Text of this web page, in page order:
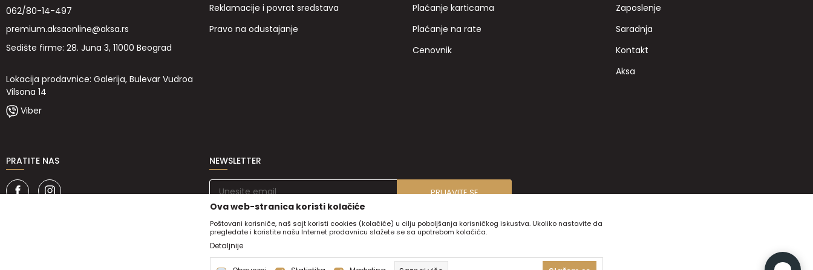
062/80-14-497
premium.aksaonline@aksa.rs
Sedište firme: 28. Juna 3, 11000 Beograd
Lokacija prodavnice: Galerija, Bulevar Vudroa
Vilsona 14
Viber
Reklamacije i povrat sredstava
Pravo na odustajanje
Plaćanje karticama
Plaćanje na rate
Cenovnik
Zaposlenje
Saradnja
Kontakt
Aksa
PRATITE NAS NEWSLETTER
PRIJAVITE SE
Ova web-stranica koristi kolačiće
Poštovani korisniče, naš sajt koristi cookies (kolačiće) u cilju poboljšanja korisničkog iskustva. Ukoliko nastavite da
pregledate i koristite našu Internet prodavnicu slažete se sa upotrebom kolačića.
Detaljnije